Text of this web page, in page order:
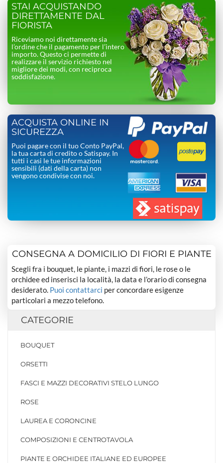
STAI ACQUISTANDO
DIRETTAMENTE DAL
FIORISTA
Riceviamo noi direttamente sia
l’ordine che il pagamento per l’intero
importo. Questo ci permette di
realizzare il servizio richiesto nel
migliore dei modi, con reciproca
soddisfazione.
ACQUISTA ONLINE IN
SICUREZZA
Puoi pagare con il tuo Conto PayPal,
la tua carta di credito o Satispay. In
tutti i casi le tue informazioni
sensibili (dati della carta) non
vengono condivise con noi.
CONSEGNA A DOMICILIO DI FIORI E PIANTE
Scegli fra i bouquet, le piante, i mazzi di fiori, le rose o le
orchidee ed inserisci la località, la data e l’orario di consegna
desiderato. Puoi contattarci per concordare esigenze
particolari a mezzo telefono.
CATEGORIE
BOUQUET
ORSETTI
FASCI E MAZZI DECORATIVI STELO LUNGO
ROSE
LAUREA E CORONCINE
COMPOSIZIONI E CENTROTAVOLA
PIANTE E ORCHIDEE ITALIANE ED EUROPEE